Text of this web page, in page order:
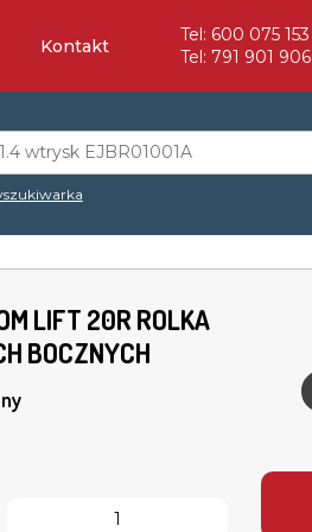
Kontakt
Tel: 600 075 153
Tel: 791 901 906
LIFT 20R ROLKA
BOCZNYCH